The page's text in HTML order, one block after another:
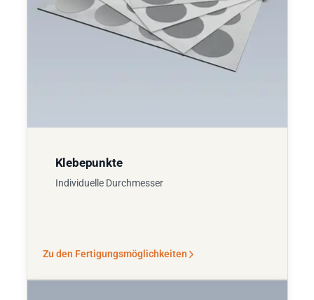
Klebepunkte
Individuelle Durchmesser
Zu den Fertigungsmöglichkeiten